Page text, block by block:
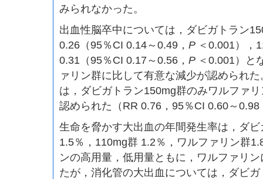
みられなかった。
出血性脳卒中については，ダビガトラン
0.26（95％CI 0.14～0.49， P ＜0.001），
0.31（95％CI 0.17～0.56， P ＜0.001）と
ァリン群に比して有意な減少が認められ
は，ダビガトラン150mg群のみワルファ
認められた（RR 0.76，95％CI 0.60～0.98
生命を脅かす大出血の年間発生率は，ダ
1.5％，110mg群 1.2％，ワルファリン群
ンの高用量，低用量ともに，ワルファリ
たが，消化管の大出血については，ダビ